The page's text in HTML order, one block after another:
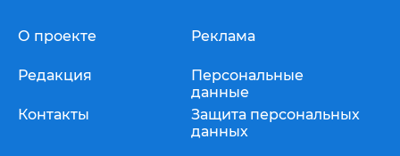
О проекте
Редакция
Контакты
Реклама
Персональные
данные
Защита персональных
данных